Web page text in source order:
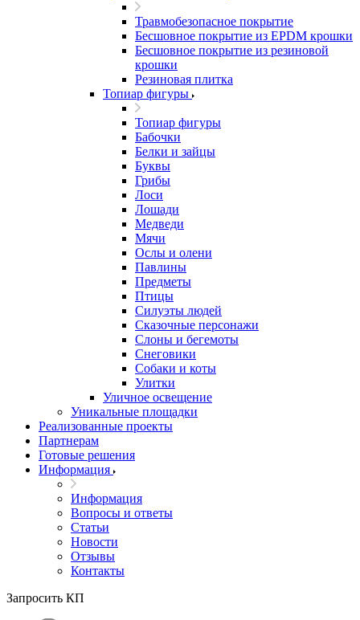
Травмобезопасное покрытие
Бесшовное покрытие из EPDM крошки
Бесшовное покрытие из резиновой
крошки
Резиновая плитка
Топиар фигуры
Топиар фигуры
Бабочки
Белки и зайцы
Буквы
Грибы
Лоси
Лошади
Медведи
Мячи
Ослы и олени
Павлины
Предметы
Птицы
Силуэты людей
Сказочные персонажи
Слоны и бегемоты
Снеговики
Собаки и коты
Улитки
Уличное освещение
Уникальные площадки
Реализованные проекты
Партнерам
Готовые решения
Информация
Информация
Вопросы и ответы
Статьи
Новости
Отзывы
Контакты
Запросить КП